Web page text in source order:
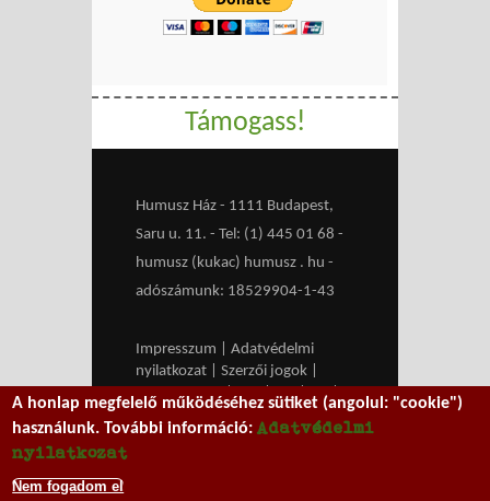
Támogass!
Humusz Ház - 1111 Budapest,
Saru u. 11. - Tel: (1) 445 01 68 -
humusz (kukac) humusz . hu -
adószámunk: 18529904-1-43
Impresszum
Adatvédelmi
nyilatkozat
Szerzői jogok
Médiaajánlat
RSS HU| EN
A honlap megfelelő működéséhez sütiket (angolul: "cookie")
használunk. További információ:Adatvédelmi
nyilatkozat
Nem fogadom el